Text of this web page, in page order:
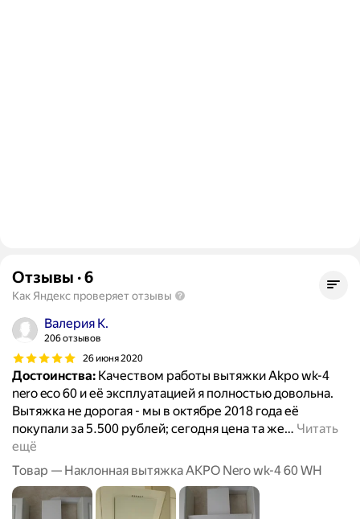
Отзывы ·6
Как Яндекс проверяет отзывы
Валерия К.
206 отзывов
26 июня 2020
Достоинства: Качеством работы вытяжки Akpo wk-4
nero eco 60 и её эксплуатацией я полностью довольна.
Вытяжка не дорогая - мы в октябре 2018 года её
покупали за 5.500 рублей; сегодня цена та же… Читать
ещё
Товар — Наклонная вытяжка AKPO Nero wk-4 60 WH